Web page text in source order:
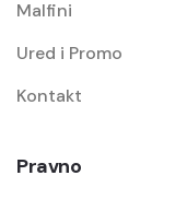
Malfini
Ured i Promo
Kontakt
Pravno